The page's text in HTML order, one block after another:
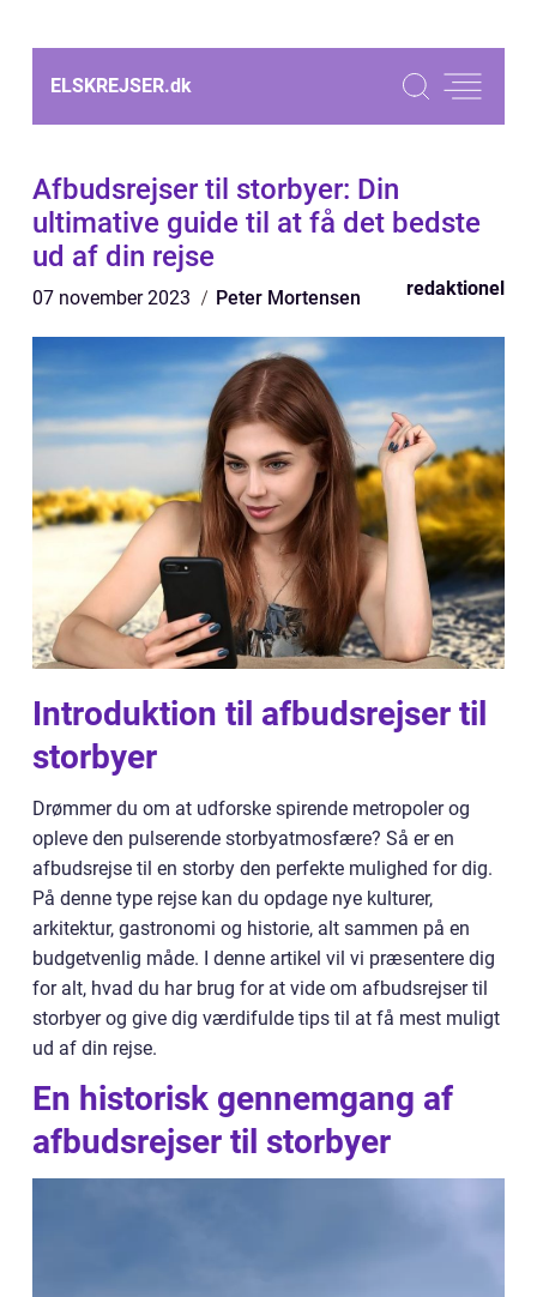
ELSKREJSER.dk
Afbudsrejser til storbyer: Din
ultimative guide til at få det bedste
ud af din rejse
07 november 2023 Peter Mortensen redaktionel
Introduktion til afbudsrejser til
storbyer
Drømmer du om at udforske spirende metropoler og
opleve den pulserende storbyatmosfære? Så er en
afbudsrejse til en storby den perfekte mulighed for dig.
På denne type rejse kan du opdage nye kulturer,
arkitektur, gastronomi og historie, alt sammen på en
budgetvenlig måde. I denne artikel vil vi præsentere dig
for alt, hvad du har brug for at vide om afbudsrejser til
storbyer og give dig værdifulde tips til at få mest muligt
ud af din rejse.
En historisk gennemgang af
afbudsrejser til storbyer